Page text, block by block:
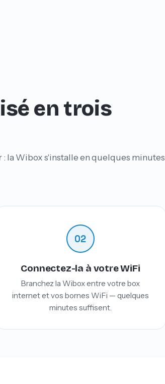
en trois
la Wibox s'installe en quelques minutes
02
Connectez-la à votre WiFi
Branchez la Wibox entre votre box
internet et vos bornes WiFi — quelques
minutes suffisent.